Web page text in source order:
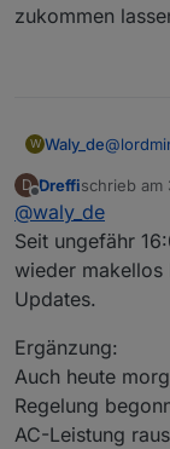
zukommen
W Waly_de@
ich hab
D
Offline
Dreffischrieb am
zuletzt
@waly_de
Seit ungefähr
wieder
Updates.
Ergänzung:
Auch heute
Regelung
AC-Leistung